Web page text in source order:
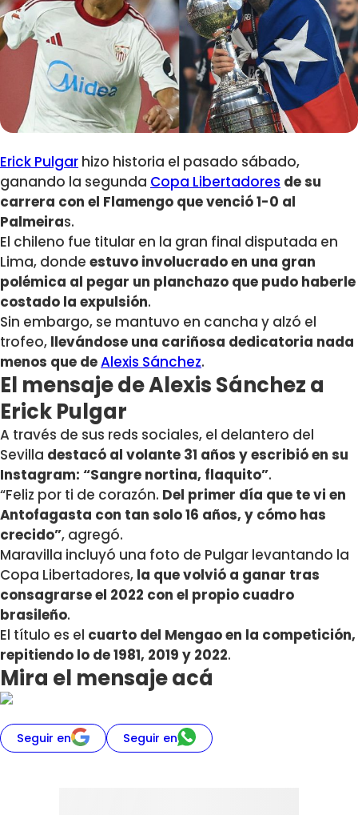
Erick Pulgar hizo historia el pasado sábado,
ganando la segunda Copa Libertadores de su
carrera con el Flamengo que venció 1-0 al
Palmeiras.
El chileno fue titular en la gran final disputada en
Lima, donde estuvo involucrado en una gran
polémica al pegar un planchazo que pudo haberle
costado la expulsión.
Sin embargo, se mantuvo en cancha y alzó el
trofeo, llevándose una cariñosa dedicatoria nada
menos que deAlexis Sánchez.
El mensaje de Alexis Sánchez a
Erick Pulgar
A través de sus reds sociales, el delantero del
Sevilla destacó al volante 31 años y escribió en su
Instagram: “Sangre nortina, flaquito”.
“Feliz por ti de corazón. Del primer día que te vi en
Antofagasta con tan solo 16 años, y cómo has
crecido”, agregó.
Maravilla incluyó una foto de Pulgar levantando la
Copa Libertadores, la que volvió a ganar tras
consagrarse el 2022 con el propio cuadro
brasileño.
El título es el cuarto del Mengao en la competición,
repitiendo lo de 1981, 2019 y 2022.
Mira el mensaje acá
Seguir en Seguir en